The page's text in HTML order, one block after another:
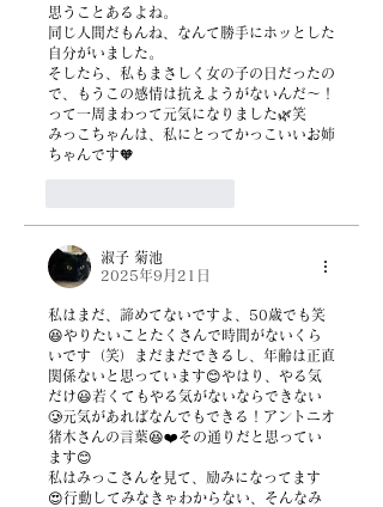
思うことあるよね。
同じ人間だもんね、なんて勝手にホッとした
自分がいました。
そしたら、私もまさしく女の子の日だったの
で、もうこの感情は抗えようがないんだ〜！
って一周まわって元気になりました🌿笑
みっこちゃんは、私にとってかっこいいお姉
ちゃんです🧡
淑子 菊池
2025年9月21日
私はまだ、諦めてないですよ、50歳でも笑
😆やりたいことたくさんで時間がないくら
いです（笑）まだまだできるし、年齢は正直
関係ないと思っています😊やはり、やる気
だけ😃若くてもやる気がないならできない
🥲元気があればなんでもできる！アントニオ
猪木さんの言葉😆❤️その通りだと思ってい
ます😊
私はみっこさんを見て、励みになってます
😍行動してみなきゃわからない、そんなみ